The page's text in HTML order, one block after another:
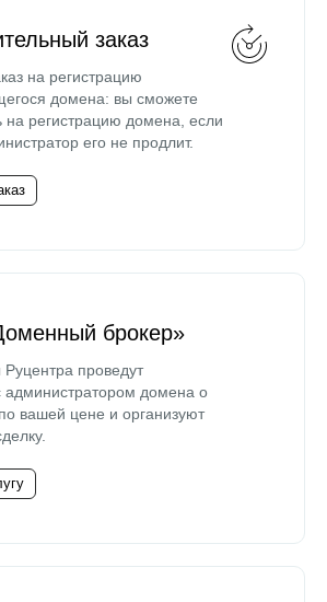
заказ
на регистрацию
домена: вы сможете
на регистрацию домена, если
его не продлит.
брокер»
проведут
администратором домена о
вашей цене и организуют